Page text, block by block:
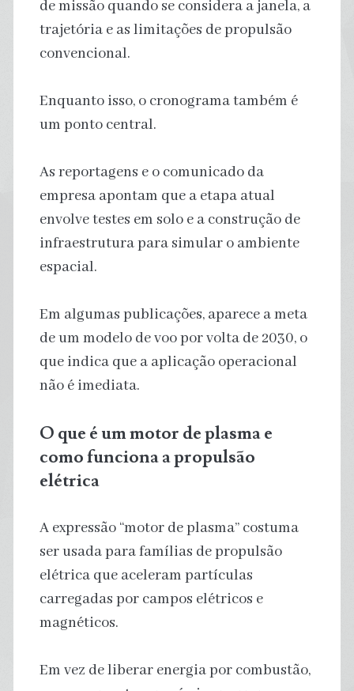
de missão quando se considera a janela, a
trajetória e as limitações de propulsão
convencional.
Enquanto isso, o cronograma também é
um ponto central.
As reportagens e o comunicado da
empresa apontam que a etapa atual
envolve testes em solo e a construção de
infraestrutura para simular o ambiente
espacial.
Em algumas publicações, aparece a meta
de um modelo de voo por volta de 2030, o
que indica que a aplicação operacional
não é imediata.
O que é um motor de plasma e
como funciona a propulsão
elétrica
A expressão “motor de plasma” costuma
ser usada para famílias de propulsão
elétrica que aceleram partículas
carregadas por campos elétricos e
magnéticos.
Em vez de liberar energia por combustão,